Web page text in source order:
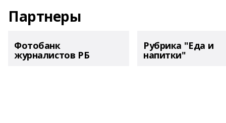
Партнеры
Фотобанк
журналистов РБ
Рубрика "Еда и
напитки"